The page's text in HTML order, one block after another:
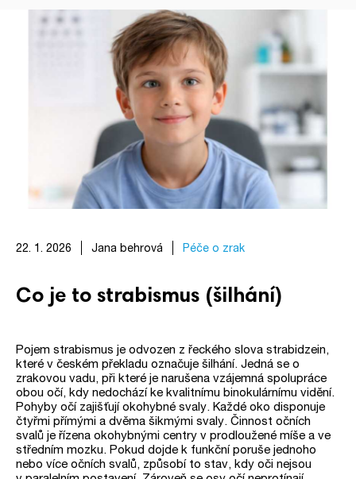
22. 1. 2026 Jana behrová Péče o zrak
Co je to strabismus (šilhání)
Pojem strabismus je odvozen z řeckého slova strabidzein,
které v českém překladu označuje šilhání. Jedná se o
zrakovou vadu, při které je narušena vzájemná spolupráce
obou očí, kdy nedochází ke kvalitnímu binokulárnímu vidění.
Pohyby očí zajišťují okohybné svaly. Každé oko disponuje
čtyřmi přímými a dvěma šikmými svaly. Činnost očních
svalů je řízena okohybnými centry v prodloužené míše a ve
středním mozku. Pokud dojde k funkční poruše jednoho
nebo více očních svalů, způsobí to stav, kdy oči nejsou